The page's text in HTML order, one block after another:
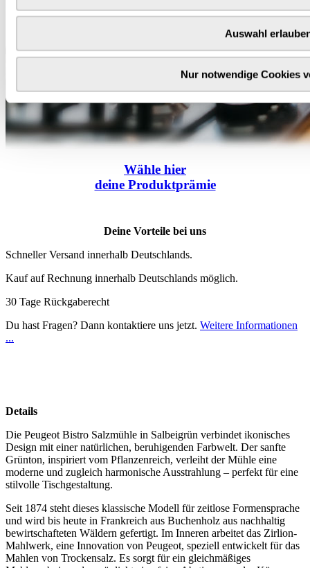
Auswahl
Nur notwendige Cookies
Wähle hier
deine Produktprämie
Deine Vorteile bei uns
Schneller Versand innerhalb Deutschlands.
Kauf auf Rechnung innerhalb Deutschlands möglich.
30 Tage Rückgaberecht
Du hast Fragen? Dann kontaktiere uns jetzt. Weitere Informationen
...
Details
Die Peugeot Bistro Salzmühle in Salbeigrün verbindet ikonisches
Design mit einer natürlichen, beruhigenden Farbwelt. Der sanfte
Grünton, inspiriert vom Pflanzenreich, verleiht der Mühle eine
moderne und zugleich harmonische Ausstrahlung – perfekt für eine
stilvolle Tischgestaltung.
Seit 1874 steht dieses klassische Modell für zeitlose Formensprache
und wird bis heute in Frankreich aus Buchenholz aus nachhaltig
bewirtschafteten Wäldern gefertigt. Im Inneren arbeitet das Zirlion-
Mahlwerk, eine Innovation von Peugeot, speziell entwickelt für das
Mahlen von Trockensalz. Es sorgt für ein gleichmäßiges